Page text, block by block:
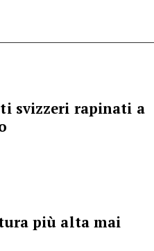
svizzeri rapinati a
più alta mai